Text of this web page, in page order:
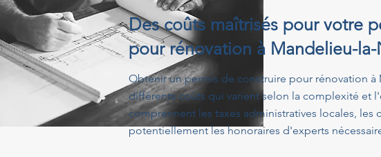
Des coûts maîtrisés pour votre
pour rénovation à Mandelieu-
Obtenir un permis de construire pour rénovation
différents coûts qui varient selon la complexité et
comprennent les taxes administratives locales,
potentiellement les honoraires d'experts